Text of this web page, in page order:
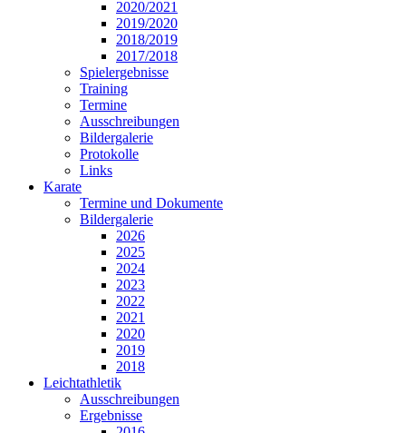
2020/2021
2019/2020
2018/2019
2017/2018
Spielergebnisse
Training
Termine
Ausschreibungen
Bildergalerie
Protokolle
Links
Karate
Termine und Dokumente
Bildergalerie
2026
2025
2024
2023
2022
2021
2020
2019
2018
Leichtathletik
Ausschreibungen
Ergebnisse